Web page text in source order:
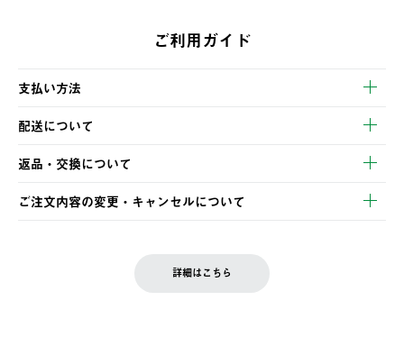
ご利用ガイド
支払い方法
以下のいずれかの方法でお支払いいただけます。
・クレジットカード決済
・コンビニ決済
・Pay-easy決済
配送について
【発送スケジュール】
ご注文・ご入金完了より2営業日以内に商品を発送いたします。
土日祝の発送はございませんので、木曜日以降のご注文は週明け
の発送となる場合がございます。
返品・交換について
※お客様都合の場合
お客様都合の返品にかかる送料は、お客様ご負担とさせていただ
ご注文内容の変更・キャンセルについて
LOGOS FAMILY会員の方は、会員マイページ内 購入履歴画面に
詳細はこちら